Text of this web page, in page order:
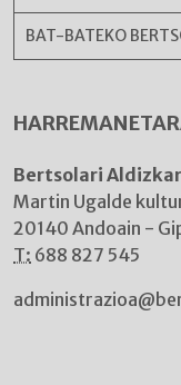
BAT-BATEKO
Bertsolari
Martin Ugalde
20140 Andoain -
T: 688 827 545